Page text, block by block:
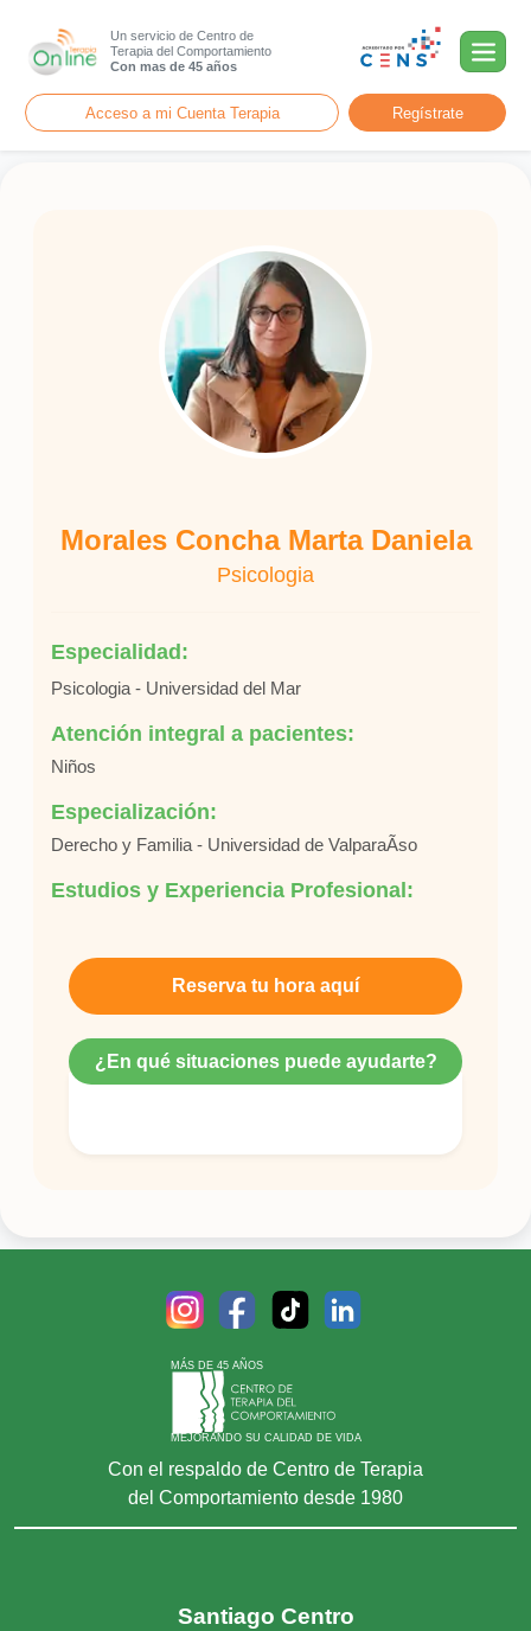
Un servicio de Centro de
Terapia del Comportamiento
Con mas de 45 años
Acceso a mi Cuenta Terapia Regístrate
Morales Concha Marta Daniela
Psicologia
Especialidad:
Psicologia - Universidad del Mar
Atención integral a pacientes:
Niños
Especialización:
Derecho y Familia - Universidad de ValparaÃ­so
Estudios y Experiencia Profesional:
Reserva tu hora aquí
¿En qué situaciones puede ayudarte?
MÁS DE 45 AÑOS
MEJORANDO SU CALIDAD DE VIDA
Con el respaldo de Centro de Terapia
del Comportamiento desde 1980
Santiago Centro